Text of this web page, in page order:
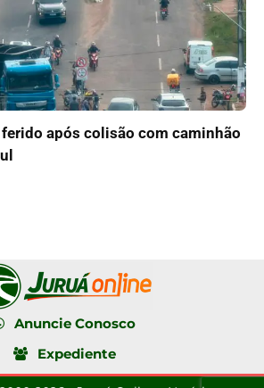
após colisão com caminhão
Anuncie Conosco
Expediente